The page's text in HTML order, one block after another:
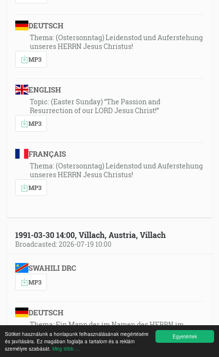
Egyetértek
Sütiket használunk a honlapunk felhasználásának megértésére
és javítására. Ez magában foglalja a tartalom és a reklám
személyre szabását. Még több ...
DEUTSCH
Thema: (Ostersonntag) Leidenstod und Auferstehung
unseres HERRN Jesus Christus!
MP3
ENGLISH
Topic: (Easter Sunday) “The Passion and
Resurrection of our LORD Jesus Christ!”
MP3
FRANÇAIS
Thema: (Ostersonntag) Leidenstod und Auferstehung
unseres HERRN Jesus Christus!
MP3
1991-03-30 14:00, Villach, Austria, Villach
Broadcasted: 2026-07-19 10:00
SWAHILI DRC
MP3
DEUTSCH
Thema: Ein Mann der im Namen des HERRN im
göttlichen Auftrag spricht, muss eine göttliche
Sendung haben!